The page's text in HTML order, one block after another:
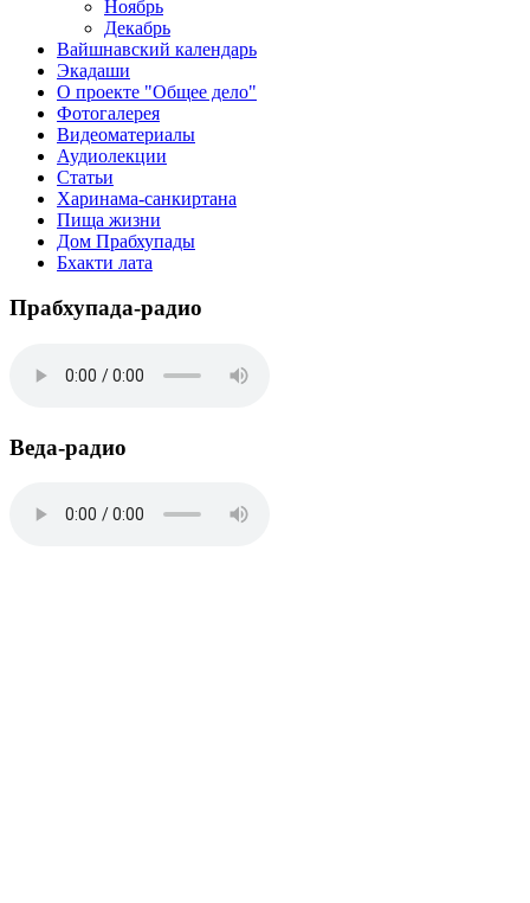
Ноябрь
Декабрь
Вайшнавский календарь
Экадаши
О проекте "Общее дело"
Фотогалерея
Видеоматериалы
Аудиолекции
Статьи
Харинама-санкиртана
Пища жизни
Дом Прабхупады
Бхакти лата
Прабхупада-радио
Веда-радио